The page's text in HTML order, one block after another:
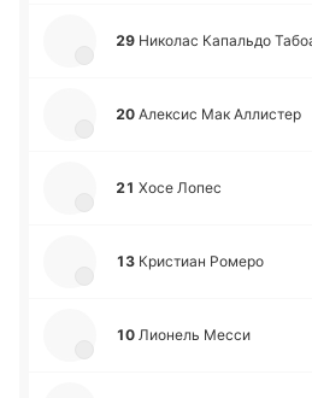
29 Ни­ко­лас Ка­па­льдо
20 Але­ксис Мак Алли­стер
21 Хосе Лопес
13 Кри­стиан Ромеро
10 Лио­нель Месси